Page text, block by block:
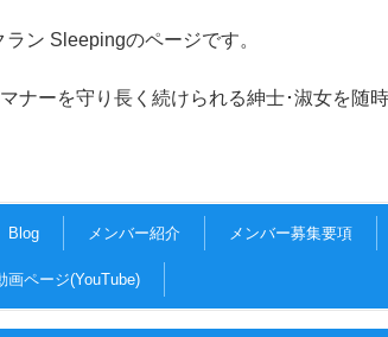
ン Sleepingのページです。
く続けられる紳士･淑女を随時募
Blog メンバー紹介 メンバー募集要項
画ページ(YouTube)